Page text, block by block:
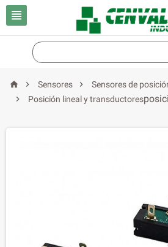

  Sensores 
Sensores de

Posición lineal y transductores